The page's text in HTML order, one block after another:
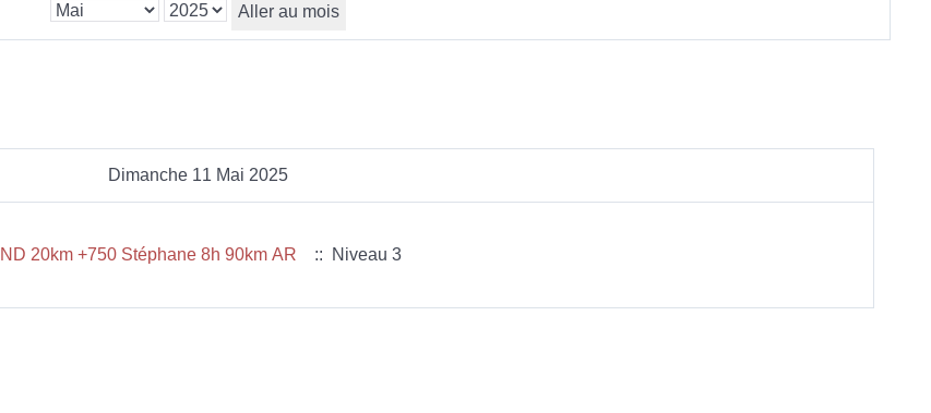
Aller au mois
Dimanche 11 Mai 2025
20km +750 Stéphane 8h 90km AR :: Niveau 3